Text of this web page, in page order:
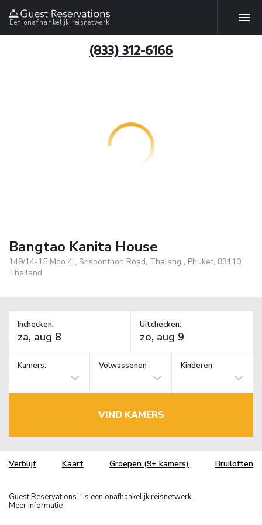
Een onafhankelijk reisnetwerk
(833) 312-6166
Bangtao Kanita House
149/14-15 Moo 4 , Srisoonthon Road, Thalang , Phuket, 83110,
Thailand
Inchecken: Uitchecken:
Kamers: Volwassenen Kinderen
VIND KAMERS
Verblijf Kaart Groepen (9+ kamers) Bruiloften
Guest Reservations TM is een onafhankelijk reisnetwerk.
Meer informatie